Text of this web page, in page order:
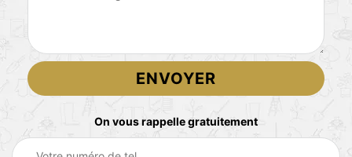
On vous rappelle gratuitement